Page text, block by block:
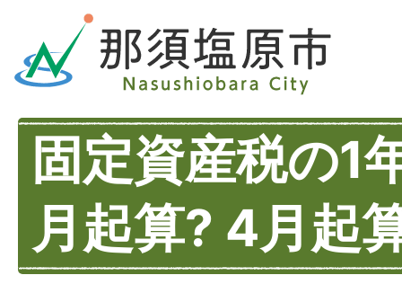
固定資産税の1
月起算? 4月起